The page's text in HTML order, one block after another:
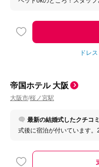
ドレ
帝国ホテル 大阪
大阪市/桜ノ宮駅
最新の結婚式したクチコミ
式後に宿泊が付いています。
ったので、メインのお肉と
もありがたかったです。